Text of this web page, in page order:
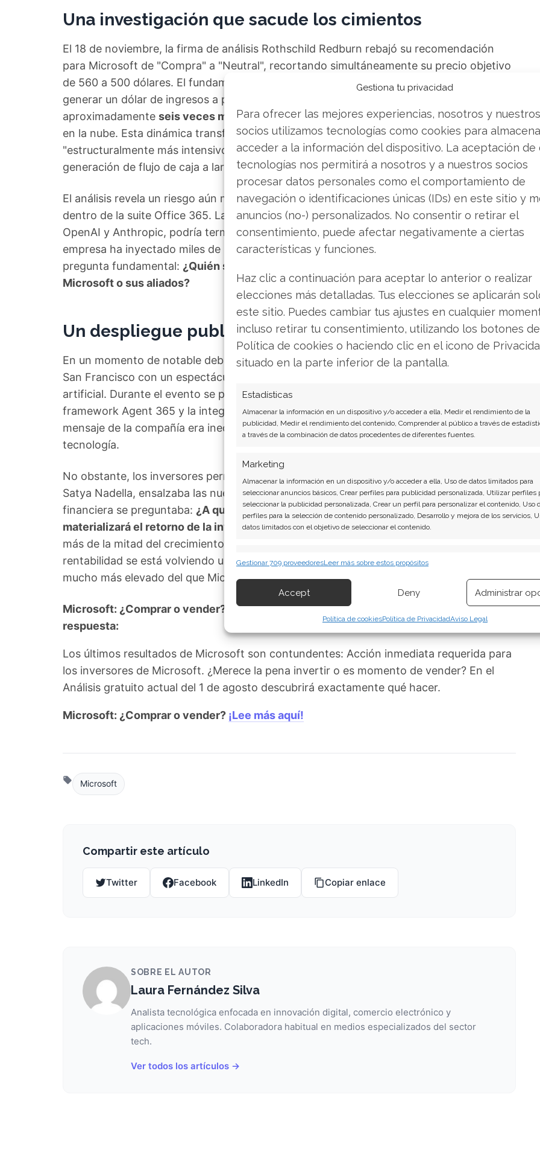
Gestiona tu privacidad
Para ofrecer las mejores experiencias, nosotros y nuestros
socios utilizamos tecnologías como cookies para
acceder a la información del dispositivo. La aceptación de
tecnologías nos permitirá a nosotros y a nuestros socios
procesar datos personales como el comportamiento de
navegación o identificaciones únicas (IDs) en este sitio y
anuncios (no-) personalizados. No consentir o retirar el
consentimiento, puede afectar negativamente a ciertas
características y funciones.
Haz clic a continuación para aceptar lo anterior o realizar
elecciones más detalladas. Tus elecciones se aplicarán
este sitio. Puedes cambiar tus ajustes en cualquier
incluso retirar tu consentimiento, utilizando los botones
Política de cookies o haciendo clic en el icono de
situado en la parte inferior de la pantalla.
Estadísticas
Almacenar la información en un dispositivo y/o acceder a ella, Medir el rendimiento de la
publicidad, Medir el rendimiento del contenido, Comprender al público a través de
a través de la combinación de datos procedentes de diferentes fuentes.
Marketing
Almacenar la información en un dispositivo y/o acceder a ella, Uso de datos limitados para
seleccionar anuncios básicos, Crear perfiles para publicidad personalizada, Utilizar perfiles
seleccionar la publicidad personalizada, Crear un perfil para personalizar el contenido, Uso
perfiles para la selección de contenido personalizado, Desarrollo y mejora de los servicios,
datos limitados con el objetivo de seleccionar el contenido.
información transmitida de forma automática.
Garantizar la seguridad, evitar y detectar fraudes, y eliminar
fallos, Ofrecer y presentar publicidad y contenido, Guardar y
comunicar las preferencias de privacidad.
Gestionar 709 proveedoresLeer más sobre estos propósitos
Accept Deny Administrar
Política de cookiesPolítica de PrivacidadAviso Legal
Una investigación que sacude los cimientos
El 18 de noviembre, la firma de análisis Rothschild Redburn rebajó su recomendación
para Microsoft de "Compra" a "Neutral", recortando simultáneamente su precio objetivo
de 560 a 500 dólares. El fundamento de esta decisión es contundente: según su estudio,
generar un dólar de ingresos a partir de la IA generativa exige que Microsoft invierta
aproximadamente seis veces más capitalque en su negocio tradicional de computación
en la nube. Esta dinámica transforma el modelo de negocio, haciéndolo
"estructuralmente más intensivo en capital", lo que podría comprometer seriamente la
generación de flujo de caja a largo plazo.
El análisis revela un riesgo aún más paradójico: la posibilidad de una "fuga de valor"
dentro de la suite Office 365. La integración de modelos de IA de socios externos, como
OpenAI y Anthropic, podría terminar perjudicando a Microsoft, a pesar de que la
empresa ha inyectado miles de millones de dólares en OpenAI. Esto plantea una
pregunta fundamental: ¿Quién se enriquece realmente con la revolución de la IA:
Microsoft o sus aliados?
Un despliegue publicitario que no convence
En un momento de notable debilidad bursátil, Microsoft celebró su conferencia Ignite en
San Francisco con un espectáculo de dos horas y media centrado en la inteligencia
artificial. Durante el evento se presentaron mejoras en las funciones de Copilot, el nuevo
framework Agent 365 y la integración de Security Copilot en Microsoft 365 E5. El
mensaje de la compañía era inequívoco: su ambición es liderar el futuro de esta
tecnología.
No obstante, los inversores permanecieron impasibles. Mientras el consejero delegado,
Satya Nadella, ensalzaba las nuevas características de los productos, la comunidad
financiera se preguntaba: ¿A qué costo se desarrolla todo esto y cuándo se
materializará el retorno de la inversión?Si bien es cierto que Azure es responsable de
más de la mitad del crecimiento de los ingresos, la evolución de los márgenes de
rentabilidad se está volviendo un punto crítico. La fiesta de la IA podría tener un precio
mucho más elevado del que Microsoft está dispuesto a reconocer.
Microsoft: ¿Comprar o vender? El nuevo Análisis de Microsoft del 1 de agosto tiene la
respuesta:
Los últimos resultados de Microsoft son contundentes: Acción inmediata requerida para
los inversores de Microsoft. ¿Merece la pena invertir o es momento de vender? En el
Análisis gratuito actual del 1 de agosto descubrirá exactamente qué hacer.
Microsoft: ¿Comprar o vender? ¡Lee más aquí!
Microsoft
Compartir este artículo
Twitter Facebook LinkedIn Copiar enlace
SOBRE EL AUTOR
Laura Fernández Silva
Analista tecnológica enfocada en innovación digital, comercio electrónico y
aplicaciones móviles. Colaboradora habitual en medios especializados del sector
tech.
Ver todos los artículos →